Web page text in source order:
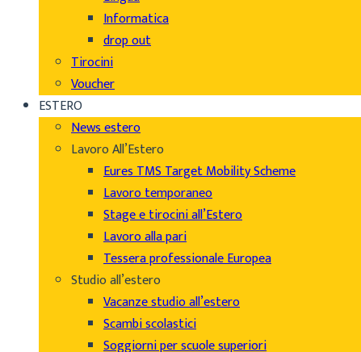
Informatica
drop out
Tirocini
Voucher
ESTERO
News estero
Lavoro All’Estero
Eures TMS Target Mobility Scheme
Lavoro temporaneo
Stage e tirocini all’Estero
Lavoro alla pari
Tessera professionale Europea
Studio all’estero
Vacanze studio all’estero
Scambi scolastici
Soggiorni per scuole superiori